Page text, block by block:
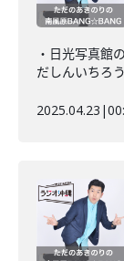
・日光写真館
だしんいちろう
2025.04.23 |